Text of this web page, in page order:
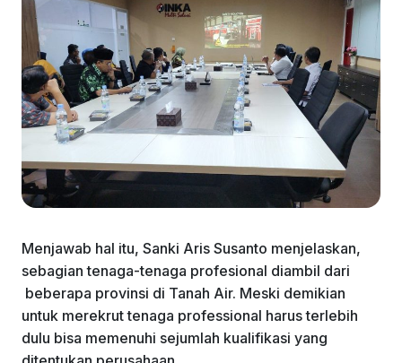
Menjawab hal itu, Sanki Aris Susanto menjelaskan,
sebagian tenaga-tenaga profesional diambil dari
beberapa provinsi di Tanah Air. Meski demikian
untuk merekrut tenaga professional harus terlebih
dulu bisa memenuhi sejumlah kualifikasi yang